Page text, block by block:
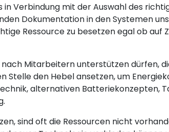
Verbindung mit der Auswahl des
Dokumentation in den Systemen
Ressource zu besetzen egal ob auf
nach Mitarbeitern unterstützen dürfen,
den Hebel ansetzen, um
alternativen Batteriekonzepten,
sind oft die Ressourcen nicht